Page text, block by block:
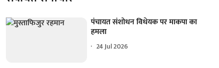
पंचायत संशोधन विधेयक पर माकपा का
हमला
24 Jul 2026